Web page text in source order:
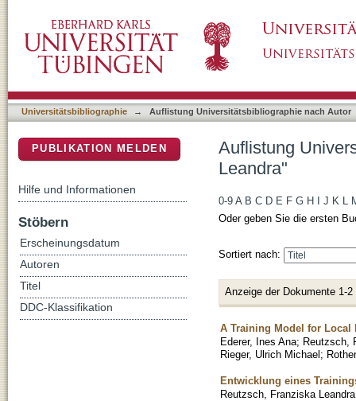
Universitätsbibliographie → Auflistung Universitätsbibliographie nach Autor
Auflistung
Leandra"
0-9 A B C D E F G H J K L
Oder geben Sie die ersten
Sortiert nach:
Anzeige der Dokumente 1-2
A Training Model for Local
Ederer, Ines Ana; Reutzsch,
Rieger, Ulrich Michael;
Entwicklung eines
Reutzsch, Franziska Leandra
PUBLIKATION MELDEN
Hilfe und Informationen
Stöbern
Erscheinungsdatum
Autoren
Titel
DDC-Klassifikation